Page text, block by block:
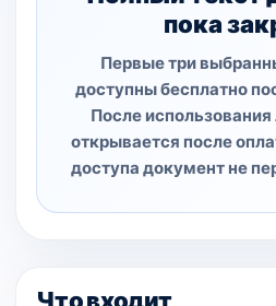
пока
Первые три
доступны бесплатно
После
открывается после
доступа документ не